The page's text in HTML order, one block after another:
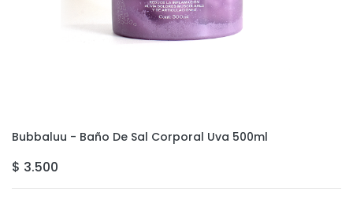
Bubbaluu - Baño De Sal Corporal Uva 500ml
$ 3.500